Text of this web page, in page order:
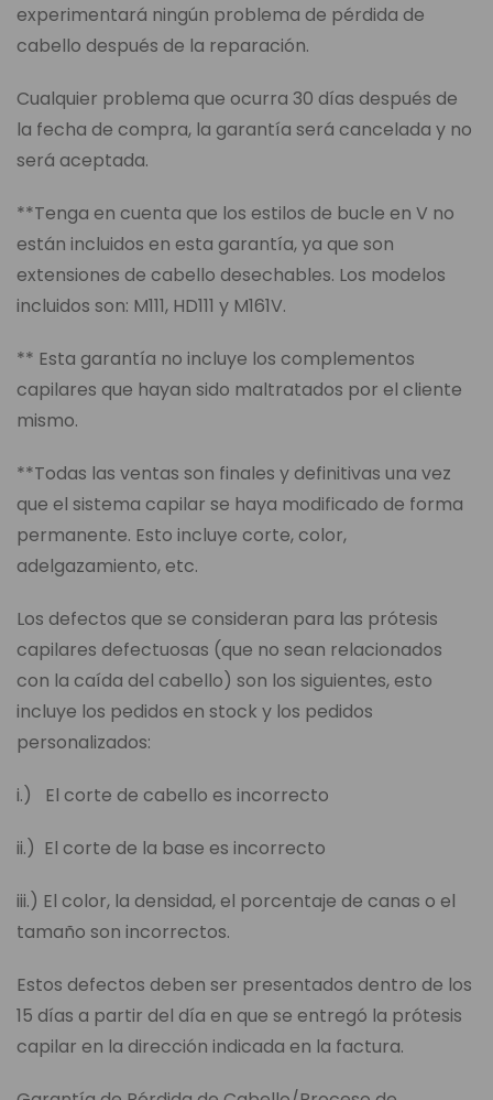
experimentará ningún problema de pérdida de
cabello después de la reparación.
Cualquier problema que ocurra 30 días después de
la fecha de compra, la garantía será cancelada y no
será aceptada.
**Tenga en cuenta que los estilos de bucle en V no
están incluidos en esta garantía, ya que son
extensiones de cabello desechables. Los modelos
incluidos son: M111, HD111 y M161V.
** Esta garantía no incluye los complementos
capilares que hayan sido maltratados por el cliente
mismo.
**Todas las ventas son finales y definitivas una vez
que el sistema capilar se haya modificado de forma
permanente. Esto incluye corte, color,
adelgazamiento, etc.
Los defectos que se consideran para las prótesis
capilares defectuosas (que no sean relacionados
con la caída del cabello) son los siguientes, esto
incluye los pedidos en stock y los pedidos
personalizados:
i.) El corte de cabello es incorrecto
ii.) El corte de la base es incorrecto
iii.) El color, la densidad, el porcentaje de canas o el
tamaño son incorrectos.
Estos defectos deben ser presentados dentro de los
15 días a partir del día en que se entregó la prótesis
capilar en la dirección indicada en la factura.